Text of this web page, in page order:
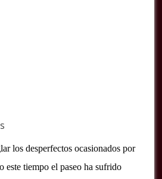
los desperfectos ocasionados por
este tiempo el paseo ha sufrido